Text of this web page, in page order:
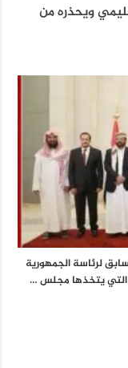
ويحذره من
لرئاسة الجمهورية
التي يتخذها مجلس …